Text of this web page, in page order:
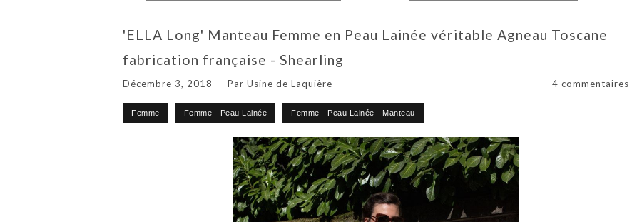
'ELLA Long' Manteau Femme en Peau Lainée véritable Agneau Toscane
fabrication française - Shearling
Décembre 3, 2018 Par Usine de Laquière 4 commentaires